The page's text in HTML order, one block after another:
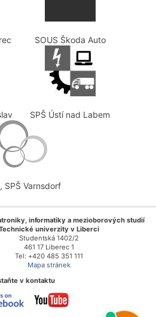
SOUS Škoda Auto
SPŠ Ústí nad Labem
SPŠ Varnsdorf
informatiky a mezioborových studií
univerzity v Liberci
Studentská 1402/2
461 17 Liberec 1
Tel: +420 485 351 111
Mapa stránek
v kontaktu